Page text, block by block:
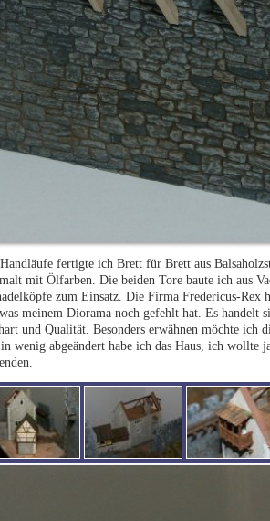
fertigte ich Brett für Brett aus
mit Ölfarben. Die beiden Tore baute ich aus
zum Einsatz. Die Firma Fredericus-
meinem Diorama noch gefehlt hat. Es handelt
und Qualität. Besonders erwähnen möchte
wenig abgeändert habe ich das Haus, ich wollte